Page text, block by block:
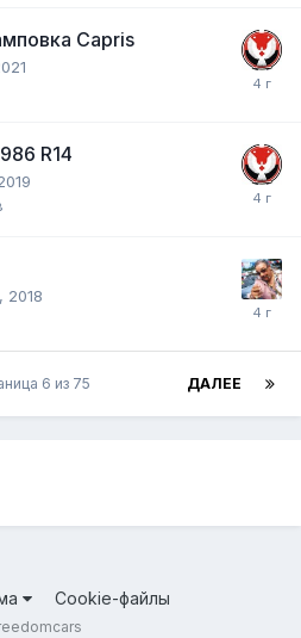
Capris
R14
2018
ДАЛЕЕ
6 из 75
Cookie-файлы